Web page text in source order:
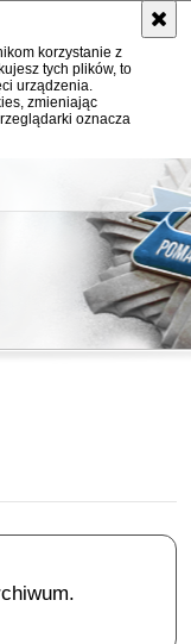
korzystanie z
tych plików, to
urządzenia.
zmieniając
oznacza